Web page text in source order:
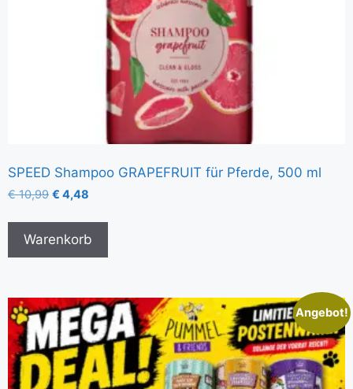
SPEED Shampoo GRAPEFRUIT für Pferde, 500 ml
€10,99 € 4,48
Warenkorb
Angebot!